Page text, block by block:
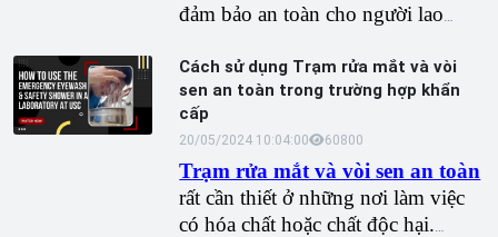
đảm bảo an toàn cho người lao
khác nhau. Chín xu hướng PPE
trong tương lai trong sản xuất được
nêu bật
Cách sử dụng Trạm rửa mắt và vòi
sen an toàn trong trường hợp khẩn
cấp
20/05/2024 10:04:00 60800
Trạm rửa mắt và vòi sen an toàn
rất cần thiết ở những nơi làm việc
có hóa chất hoặc chất độc hại.